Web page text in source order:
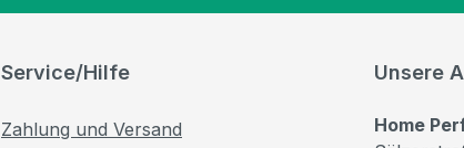
Service/Hilfe
Zahlung und Versand
Unsere
Home